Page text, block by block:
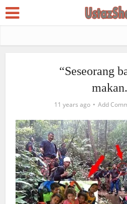
“Seseorang
11 years ago Add